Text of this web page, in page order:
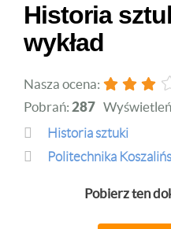
Historia
wykład
Nasza ocena:
Pobrań: 287
Historia sztuki
Politechnika
Pobierz ten